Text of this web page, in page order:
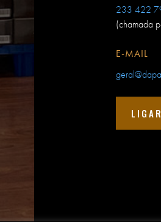
233 422
(chamada
E-MAIL
LIGAR